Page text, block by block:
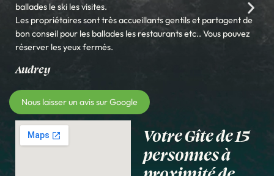
ballades le ski les visites.
Les propriétaires sont très accueillants gentils et partagent de
bon conseil pour les ballades les restaurants etc.. Vous pouvez
réserver les yeux fermés.
Audrey
Nous laisser un avis sur Google
Votre Gîte de 15
personnes à